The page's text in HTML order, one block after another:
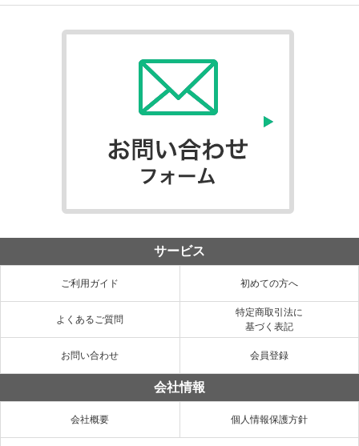
サービス
ご利用ガイド 初めての方へ
よくあるご質問
特定商取引法に
基づく表記
お問い合わせ 会員登録
会社情報
会社概要 個人情報保護方針